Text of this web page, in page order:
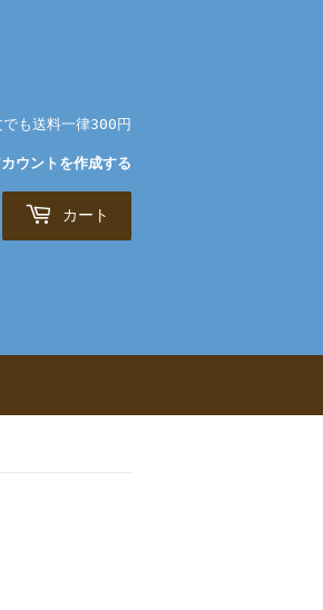
も送料一律300円
ウントを作成する
カート